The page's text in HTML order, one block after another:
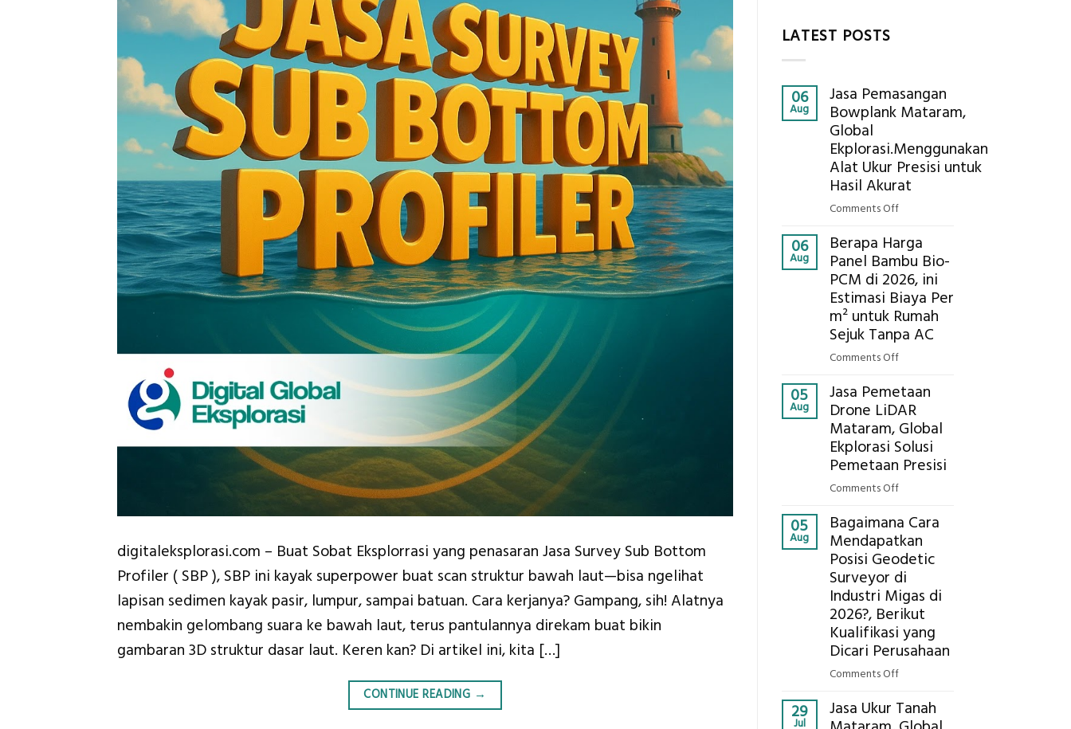
digitaleksplorasi.com – Buat Sobat Eksplorrasi yang penasaran Jasa Survey Sub Bottom
Profiler ( SBP ), SBP ini kayak superpower buat scan struktur bawah laut—bisa ngelihat
lapisan sedimen kayak pasir, lumpur, sampai batuan. Cara kerjanya? Gampang, sih! Alatnya
nembakin gelombang suara ke bawah laut, terus pantulannya direkam buat bikin
gambaran 3D struktur dasar laut. Keren kan? Di artikel ini, kita […]
CONTINUE READING →
LATEST POSTS
06
Aug
Jasa Pemasangan
Bowplank Mataram,
Global
Ekplorasi.Menggunakan
Alat Ukur Presisi untuk
Hasil Akurat
Comments Offon
Pemasangan
Bowplank
Mataram,
Global
Ekplorasi.Menggunakan
Alat
untuk
Hasil
Akurat
06
Aug
Berapa Harga
Panel Bambu Bio-
PCM di 2026, ini
Estimasi Biaya Per
m² untuk Rumah
Sejuk Tanpa AC
Comments Offon
Harga
Panel
Bambu
Bio-
PCM
Estimasi
Biaya
Per
m²
untuk
Rumah
Sejuk
Tanpa
AC
05
Aug
Jasa Pemetaan
Drone LiDAR
Mataram, Global
Ekplorasi Solusi
Pemetaan Presisi
Comments Offon
Pemetaan
Drone
LiDAR
Mataram,
Global
Ekplorasi
Solusi
Pemetaan
05
Aug
Bagaimana Cara
Mendapatkan
Posisi Geodetic
Surveyor di
Industri Migas di
2026?, Berikut
Kualifikasi yang
Dicari Perusahaan
Comments Offon
Cara
Mendapatkan
29
Jul
Jasa Ukur Tanah